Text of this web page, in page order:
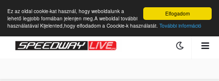
Elfogadom
Ez az oldal cookie-kat használ, hogy weboldalunk a
lehető legjobb formában jelenjen meg.A weboldal további
használatával Kijelented,hogy elfodadom a Coockie-k használatát. További információ